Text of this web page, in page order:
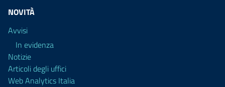
NOVITÀ
Avvisi
In evidenza
Notizie
Articoli degli uffici
Web Analytics Italia